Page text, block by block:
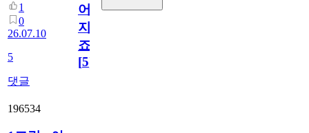
1
0
26.07.10
5
댓글
어
지
죠.?
[5]
196534